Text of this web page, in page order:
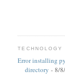
TECHNOLOGY
Error installing
directory - 8/